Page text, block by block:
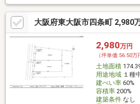
大阪府東大阪市四条町 2,980
2,980万円
（坪単価:56.50万
土地面積
用途地域１種
建ぺい率60%
容積率200%
建築条件なし